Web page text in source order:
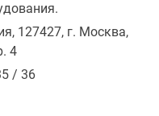
127427, г. Москва,
4
/ 36